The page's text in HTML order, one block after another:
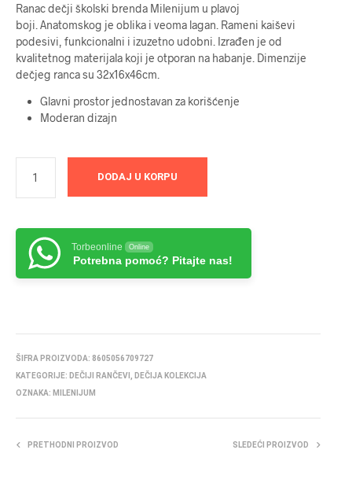
Ranac dečji školski brenda Milenijum u plavoj
boji. Anatomskog je oblika i veoma lagan. Rameni kaiševi
podesivi, funkcionalni i izuzetno udobni. Izrađen je od
kvalitetnog materijala koji je otporan na habanje. Dimenzije
dečjeg ranca su 32x16x46cm.
Glavni prostor jednostavan za korišćenje
Moderan dizajn
DODAJ U KORPU
Torbeonline Online
Potrebna pomoć? Pitajte nas!
ŠIFRA PROIZVODA: 8605056709727
KATEGORIJE: DEČIJI RANČEVI
DEČIJA KOLEKCIJA
OZNAKA: MILENIJUM
PRETHODNI PROIZVOD SLEDEĆI PROIZVOD